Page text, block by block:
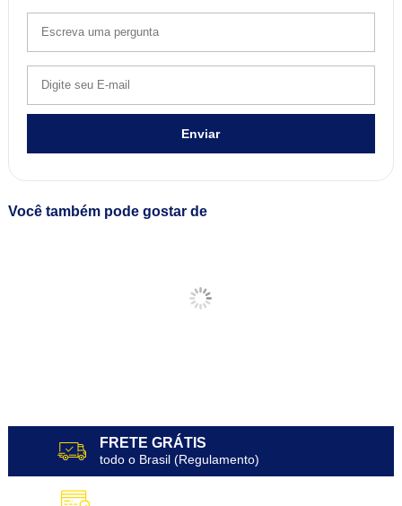
Enviar
Você também pode gostar de
FRETE GRÁTIS
todo o Brasil (Regulamento)